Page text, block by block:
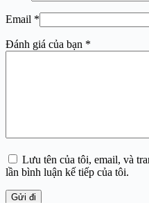
Email *
Đánh giá của bạn *
Lưu tên của tôi, email, và
lần bình luận kế tiếp của tôi.
Gửi đi